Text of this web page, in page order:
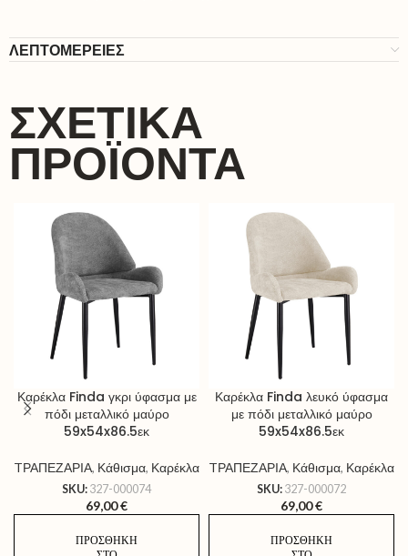
ΛΕΠΤΟΜΕΡΕΙΕΣ
ΣΧΕΤΙΚΆ
ΠΡΟΪΌΝΤΑ
Καρέκλα Finda γκρι ύφασμα με
πόδι μεταλλικό μαύρο
59x54x86.5εκ
TΡΑΠΕΖΑΡΙΑ, Κάθισμα, Καρέκλα
SKU: 327-000074
69,00€
ΠΡΟΣΘΉΚΗ
Καρέκλα Finda λευκό ύφασμα
με πόδι μεταλλικό μαύρο
59x54x86.5εκ
TΡΑΠΕΖΑΡΙΑ, Κάθισμα, Καρέκλα
SKU: 327-000072
69,00€
ΠΡΟΣΘΉΚΗ